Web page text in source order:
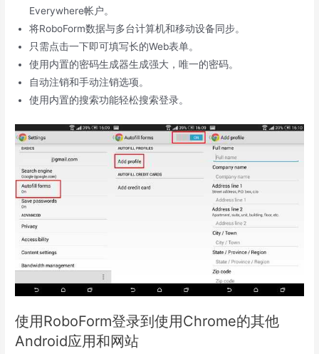
Everywhere帐户。
将RoboForm数据与多台计算机和移动设备同步。
只需点击一下即可填写长的Web表单。
使用内置的密码生成器生成强大，唯一的密码。
自动注销和手动注销选项。
使用内置的搜索功能轻松搜索登录。
使用RoboForm登录到使用Chrome的其他
Android应用和网站